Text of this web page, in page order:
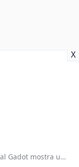
X
Biancaneve: Gal Gadot mostra una foto in camerino per celebrare il suo ultimo giorno di riprese